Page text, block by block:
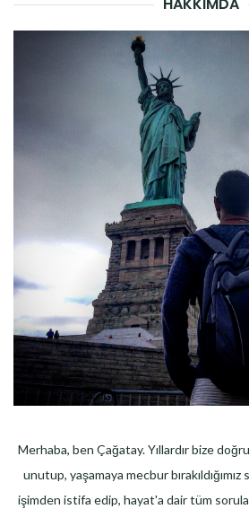
HAKKIMDA
Merhaba, ben Çağatay. Yıllardır bize
unutup, yaşamaya mecbur
işimden istifa edip, hayat'a dair tüm